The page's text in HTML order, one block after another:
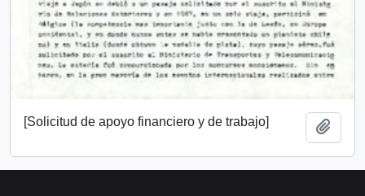
[Solicitud de apoyo financiero y de trabajo]